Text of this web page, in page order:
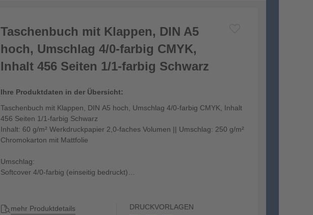
Taschenbuch mit Klappen, DIN A5
hoch, Umschlag 4/0-farbig CMYK,
Inhalt 456 Seiten 1/1-farbig Schwarz
Ihre Produktdaten in der Übersicht:
Taschenbuch mit Klappen, DIN A5 hoch, Umschlag 4/0-farbig CMYK, Inhalt
456 Seiten 1/1-farbig Schwarz
Inhalt: 60 g/m² Werkdruckpapier 2,0-faches Volumen || Umschlag: 250 g/m²
Chromokarton mit Mattfolie
Umschlag:
Softcover 4/0-farbig (einseitig bedruckt)
mehr Produktdetails
DRUCKVORLAGEN